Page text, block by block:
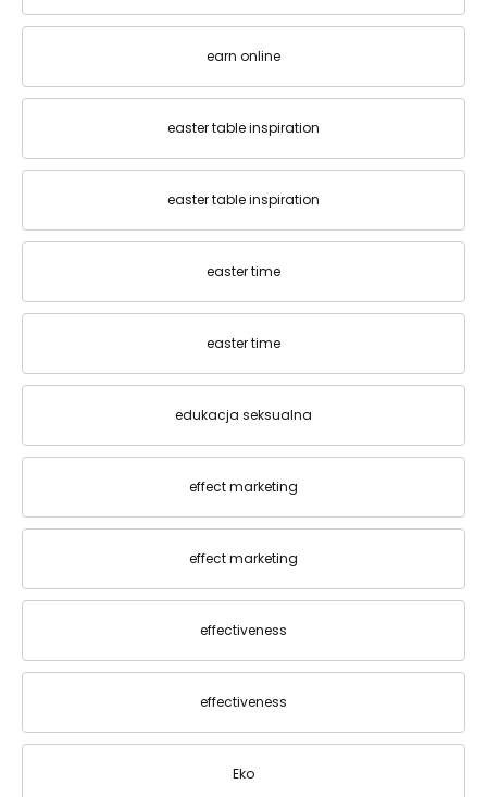
earn online
easter table inspiration
easter table inspiration
easter time
easter time
edukacja seksualna
effect marketing
effect marketing
effectiveness
effectiveness
Eko